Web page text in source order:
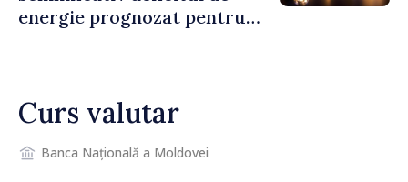
energie prognozat pentru
Curs valutar
Banca Națională a Moldovei